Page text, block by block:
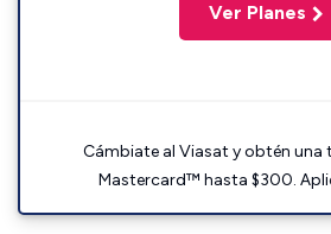
Ver Planes
Cámbiate al Viasat y obtén
Mastercard™ hasta $300.